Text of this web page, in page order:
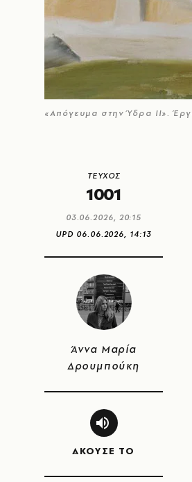
«Απόγευμα στην Ύδρα ΙΙ».
ΤΕΥΧΟΣ
1001
03.06.2026, 20:15
UPD 06.06.2026, 14:13
Άννα Μαρία
Δρουμπούκη
ΑΚΟΥΣΕ ΤΟ